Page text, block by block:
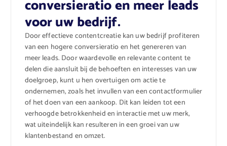
conversieratio en meer leads
voor uw bedrijf.
Door effectieve contentcreatie kan uw bedrijf profiteren
van een hogere conversieratio en het genereren van
meer leads. Door waardevolle en relevante content te
delen die aansluit bij de behoeften en interesses van uw
doelgroep, kunt u hen overtuigen om actie te
ondernemen, zoals het invullen van een contactformulier
of het doen van een aankoop. Dit kan leiden tot een
verhoogde betrokkenheid en interactie met uw merk,
wat uiteindelijk kan resulteren in een groei van uw
klantenbestand en omzet.